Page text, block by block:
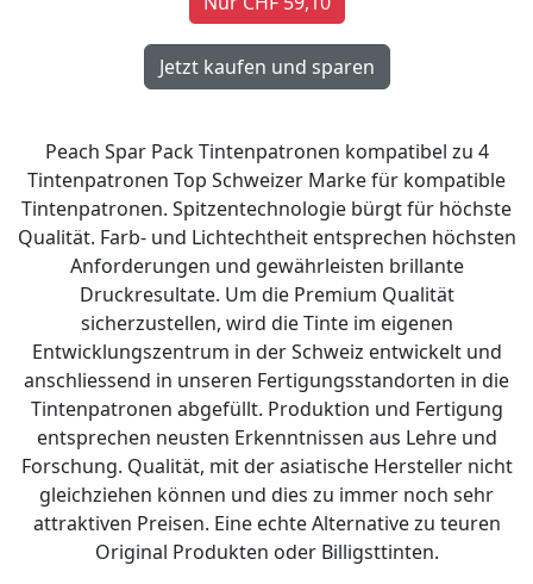
Peach Spar Pack Tintenpatronen kompatibel zu 4
Tintenpatronen Top Schweizer Marke für kompatible
Tintenpatronen. Spitzentechnologie bürgt für höchste
Qualität. Farb- und Lichtechtheit entsprechen höchsten
Anforderungen und gewährleisten brillante
Druckresultate. Um die Premium Qualität
sicherzustellen, wird die Tinte im eigenen
Entwicklungszentrum in der Schweiz entwickelt und
anschliessend in unseren Fertigungsstandorten in die
Tintenpatronen abgefüllt. Produktion und Fertigung
entsprechen neusten Erkenntnissen aus Lehre und
Forschung. Qualität, mit der asiatische Hersteller nicht
gleichziehen können und dies zu immer noch sehr
attraktiven Preisen. Eine echte Alternative zu teuren
Original Produkten oder Billigsttinten.